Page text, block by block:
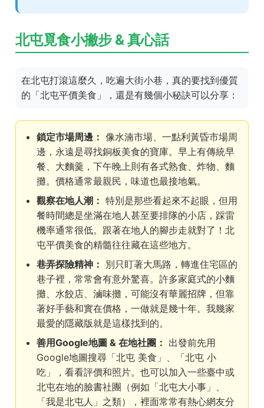
北屯覓食小撇步 & 真心話
在北屯打滾這麼久，吃遍大街小巷，真的要找到優質
的「北屯平價美食」，還是有幾個小秘訣可以分享：
鎖定市場周邊： 像水湳市場、一點利黃昏市場周
邊，永遠是尋找銅板美食的寶庫。早上有傳統早
餐、大麵羹，下午晚上則有各式熟食、炸物、麵
攤。價格通常最親民，味道也最接地氣。
觀察在地人潮： 特別是那些看起來不起眼，但用
餐時間總是坐滿在地人甚至要排隊的小店，踩雷
機率通常很低。跟著在地人的腳步走就對了！北
屯平價美食的精髓往往藏在這些地方。
巷弄探險精神：
別只盯著大馬路，轉進住宅區的
巷子裡，常常會有意外驚喜。許多家庭式的小麵
攤、水餃店、滷味攤，可能沒有華麗招牌，但靠
著好手藝和實在價格，一做就是幾十年。我幾家
最愛的隱藏版就是這樣找到的。
善用Google地圖 & 在地社團： 出發前先用
Google地圖搜尋「北屯 美食」、「北屯 小
吃」，看看評價和照片。也可以加入一些臺中或
北屯在地的臉書社團（例如「北屯大小事」、
「我是北屯人」之類），裡面常常有熱心網友分